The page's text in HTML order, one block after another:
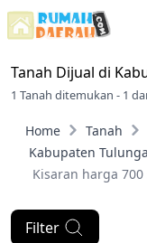
Tanah Dijual di
1 Tanah ditemukan - 1
Home Tanah
Kabupaten
Kisaran harga
Filter